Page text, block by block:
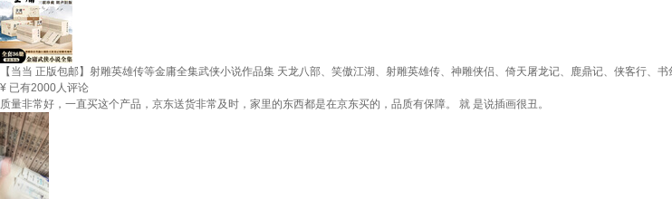
【当当 正版包邮】射雕英雄传等金庸全集武侠小说作品集 天龙八部、笑傲江湖、射雕英雄传、神雕侠侣、倚天屠龙记、鹿鼎记、侠客行、
¥ 已有2000人评论
质量非常好，一直买这个产品，京东送货非常及时，家里的东西都是在京东买的，品质有保障。 就 是说插画很丑。